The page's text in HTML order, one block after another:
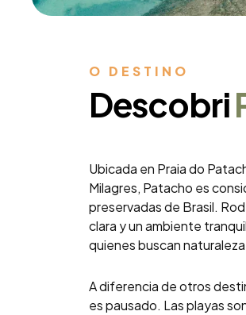
O DESTINO
Descobri
Ubicada en Praia do
Milagres, Patacho es
preservadas de Brasil.
clara y un ambiente
quienes buscan
A diferencia de otros
es pausado. Las playas